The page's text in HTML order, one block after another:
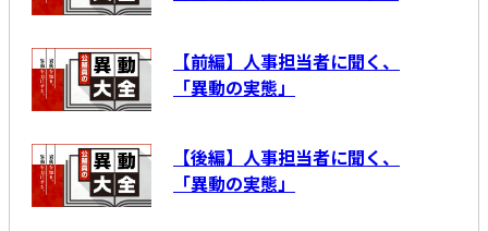
【前編】人事担当者に聞く、
「異動の実態」
【後編】人事担当者に聞く、
「異動の実態」